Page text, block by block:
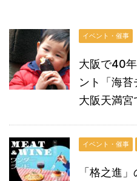
イベント・催事
大阪で40
ント「海
大阪天満宮
イベント・催事
「格之進